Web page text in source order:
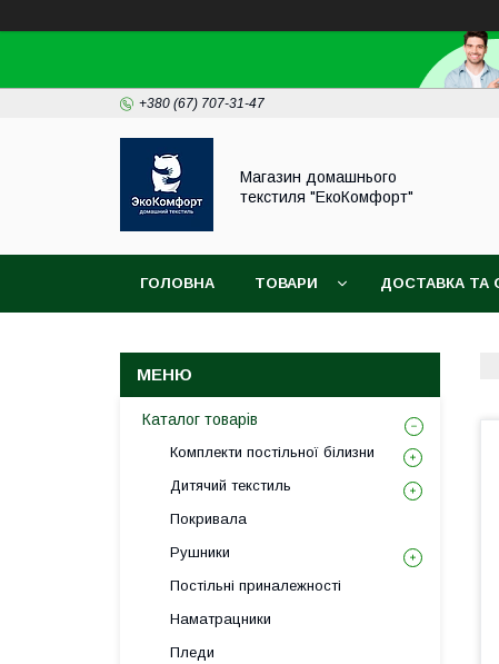
+380 (67) 707-31-47
Магазин домашнього
текстиля "ЕкоКомфорт"
ГОЛОВНА ТОВАРИ ДОСТАВКА ТА
Каталог товарів
Комплекти постільної білизни
Дитячий текстиль
Покривала
Рушники
Постільні приналежності
Наматрацники
Пледи